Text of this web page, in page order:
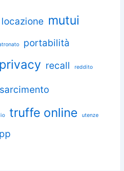
locazione mutui
portabilità
privacy recall reddito
truffe online utenze